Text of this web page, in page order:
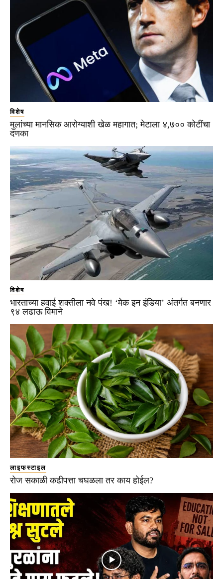
विशेष
मुलांच्या मानसिक आरोग्याशी खेळ महागात; मेटाला ४,७०० कोटींचा
दणका
विशेष
भारताच्या हवाई शक्तीला नवे पंख! ‘मेक इन इंडिया’ अंतर्गत बनणार
९४ लढाऊ विमाने
लाइफस्टाइल
रोज सकाळी कढीपत्ता चघळला तर काय होईल?